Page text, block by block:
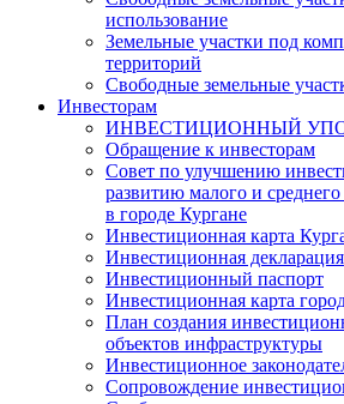
использование
Земельные участки под
территорий
Свободные земельные
Инвесторам
ИНВЕСТИЦИОННЫЙ
Обращение к инвесторам
Совет по улучшению
развитию малого и
в городе Кургане
Инвестиционная карта
Инвестиционная декларация
Инвестиционный паспорт
Инвестиционная карта
План создания
объектов инфраструктуры
Инвестиционное
Сопровождение